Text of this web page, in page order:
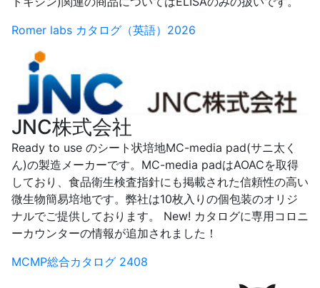
Romer labs カタログ（英語）2026
JNC株式会社
Ready to use のシート状培地MC-media pad(サニ太く
ん)の製造メーカーです。MC-media padはAOACを取得
しており、食品衛生検査指針にも掲載された信頼性の高い
微生物簡易培地です。弊社は10枚入りの個包装のオリジ
ナルでご提供しております。 New! カタログに専用コロニ
ーカウンターの情報が追加されました！
MCMP総合カタログ 2408